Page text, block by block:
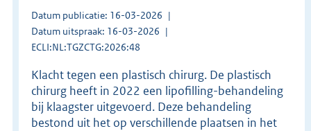
Datum publicatie: 16-03-2026
Datum uitspraak: 16-03-2026
ECLI:NL:TGZCTG:2026:48
Klacht tegen een plastisch chirurg. De plastisch
chirurg heeft in 2022 een lipofilling-behandeling
bij klaagster uitgevoerd. Deze behandeling
bestond uit het op verschillende plaatsen in het